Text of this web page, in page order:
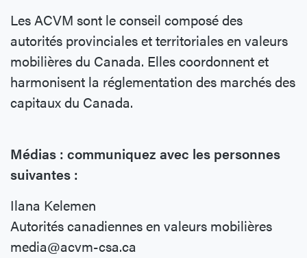
Les ACVM sont le conseil composé des
autorités provinciales et territoriales en valeurs
mobilières du Canada. Elles coordonnent et
harmonisent la réglementation des marchés des
capitaux du Canada.
Médias : communiquez avec les personnes
suivantes :
Ilana Kelemen
Autorités canadiennes en valeurs mobilières
media@acvm-csa.ca